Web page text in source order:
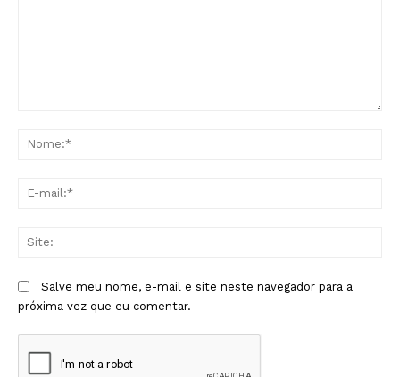
Salve meu nome, e-mail e site neste navegador para a
próxima vez que eu comentar.